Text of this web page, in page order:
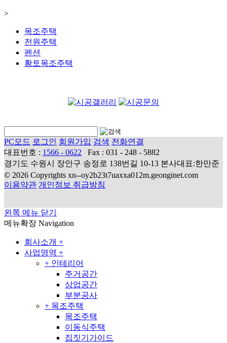
>
목조주택
전원주택
펜션
황토목조주택
PC모드 로그인 회원가입 검색 전화연결
대표번호 : 1566 - 0622
Fax : 031 - 248 - 5882
경기도 수원시 장안구 송정로 138번길 10-13 본사대표:한만준
© 2026 Copyrights xn--oy2b23t7uaxxa012m.geonginet.com
이용약관 개인정보 취급방침
왼쪽 메뉴 닫기
메뉴확장 Navigation
회사소개 +
사업영역 +
+ 인테리어
주거공간
상업공간
부분공사
+ 목조주택
목조주택
이동식주택
집짓기가이드